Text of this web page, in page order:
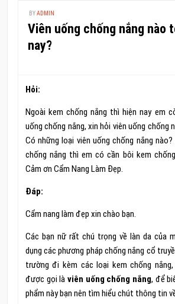
BYADMIN
Viên uống chống nắng nào
nay?
Hỏi:
Ngoài kem chống nắng thì hiện nay em
uống chống nắng, xin hỏi viên uống chống
Có những loại viên uống chống nắng nào?
chống nắng thì em có cần bôi kem
Cảm ơn Cẩm Nang Làm Đẹp.
Đáp:
Cẩm nang làm đẹp xin chào bạn.
Các bạn nữ rất chú trọng về làn da của
dụng các phương pháp chống nắng cổ
trường đi kèm các loại kem chống
được gọi là viên uống chống nắng, để
phẩm này bạn nên tìm hiểu chút thông tin